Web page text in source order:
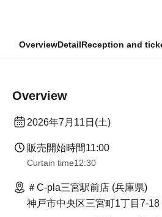
OverviewDetailReception and
Overview
2026年7月11日(土)
販売開始時間11:00
Curtain time12:30
＃C-pla三宮駅前店 (兵庫県)
神戸市中央区三宮町1丁目